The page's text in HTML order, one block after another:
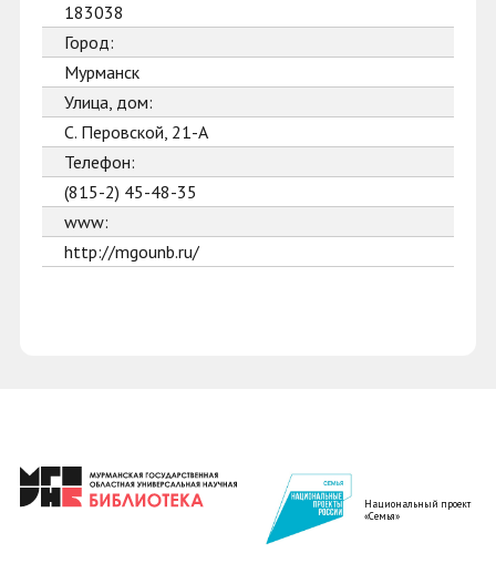
183038
Город:
Мурманск
Улица, дом:
С. Перовской, 21-А
Телефон:
(815-2) 45-48-35
www:
http://mgounb.ru/
Национальный проект
«Семья»